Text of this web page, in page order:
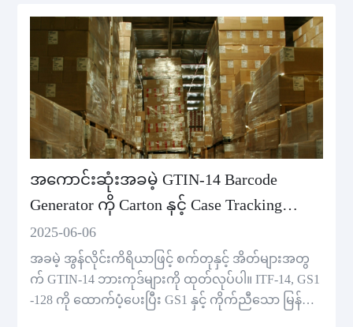
အကောင်းဆုံးအခမဲ့ GTIN-14 Barcode
Generator ကို Carton နှင့် Case Tracking
အတွက်
2025-06-06
အခမဲ့ အွန်လိုင်းကိရိယာဖြင့် စက်တုနှင့် အိတ်များအတွ
က် GTIN-14 ဘားကုဒ်များကို ထုတ်လုပ်ပါ။ ITF-14, GS1
-128 ကို ထောက်ပံ့ပေးပြီး GS1 နှင့် ကိုက်ညီသော မြန်ဆ